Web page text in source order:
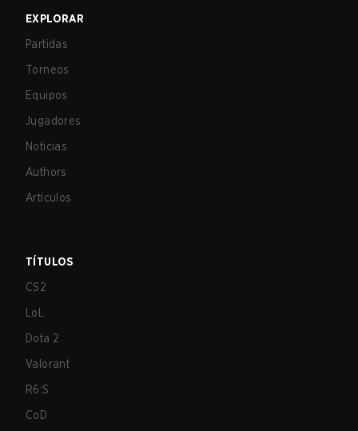
EXPLORAR
Partidas
Torneos
Equipos
Jugadores
Noticias
Authors
Artículos
TÍTULOS
CS2
LoL
Dota 2
Valorant
R6:S
CoD